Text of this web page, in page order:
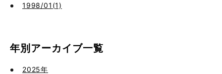
1998/01(1)
年別アーカイブ一覧
2025年